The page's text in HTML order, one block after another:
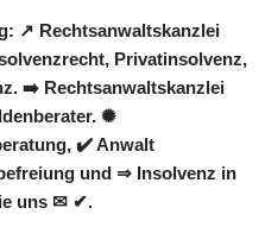
↗️ Rechtsanwaltskanzlei
Privatinsolvenz,
➡️ Rechtsanwaltskanzlei
✺
✔️ Anwalt
und ⇒ Insolvenz in
uns ✉ ✔.